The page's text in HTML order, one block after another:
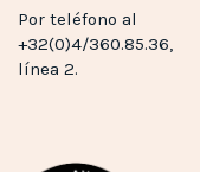
Por teléfono al
+32(0)4/360.85.36,
línea 2.